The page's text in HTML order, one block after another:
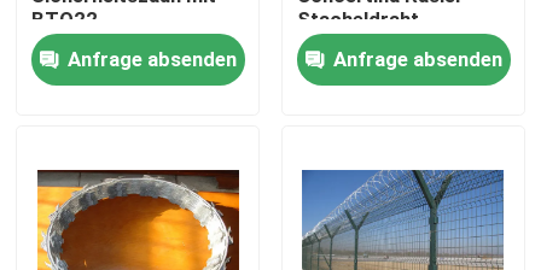
Haus
Videos
VR-Show
BTO22
Anfrage absenden
Stacheldraht
Anfrage absenden